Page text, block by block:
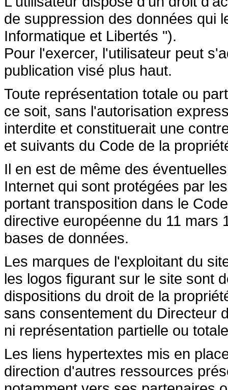
de suppression des données qui
Informatique et Libertés ").
Pour l'exercer, l'utilisateur peut
publication visé plus haut.
Toute représentation totale ou
ce soit, sans l'autorisation
interdite et constituerait une
et suivants du Code de la
Il en est de même des
Internet qui sont protégées par
portant transposition dans le
directive européenne du 11 mars
bases de données.
Les marques de l'exploitant du
les logos figurant sur le site sont
dispositions du droit de la
sans consentement du Directeur
ni représentation partielle ou
Les liens hypertextes mis en
direction d'autres ressources